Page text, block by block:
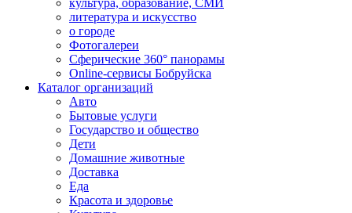
культура, образование, СМИ
литература и искусство
о городе
Фотогалереи
Сферические 360° панорамы
Online-сервисы Бобруйска
Каталог организаций
Авто
Бытовые услуги
Государство и общество
Дети
Домашние животные
Доставка
Еда
Красота и здоровье